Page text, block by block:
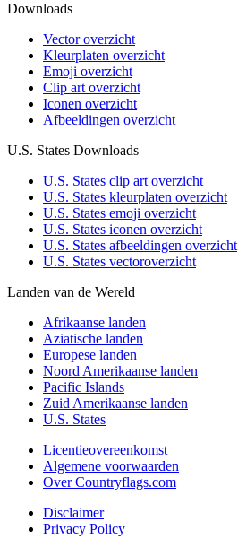
Downloads
Vector overzicht
Kleurplaten overzicht
Emoji overzicht
Clip art overzicht
Iconen overzicht
Afbeeldingen overzicht
U.S. States Downloads
U.S. States clip art overzicht
U.S. States kleurplaten overzicht
U.S. States emoji overzicht
U.S. States iconen overzicht
U.S. States afbeeldingen overzicht
U.S. States vectoroverzicht
Landen van de Wereld
Afrikaanse landen
Aziatische landen
Europese landen
Noord Amerikaanse landen
Pacific Islands
Zuid Amerikaanse landen
U.S. States
Licentieovereenkomst
Algemene voorwaarden
Over Countryflags.com
Disclaimer
Privacy Policy